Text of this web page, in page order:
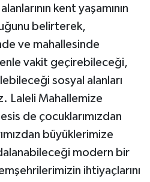
kent yaşamının
belirterek,
ve mahallesinde
vakit geçirebileceği,
sosyal alanları
Laleli Mahallemize
de çocuklarımızdan
büyüklerimize
modern bir
ihtiyaçlarını